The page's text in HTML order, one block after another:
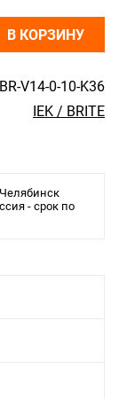
BR-V14-0-10-K36
IEK / BRITE
- срок по
В КОРЗИНУ